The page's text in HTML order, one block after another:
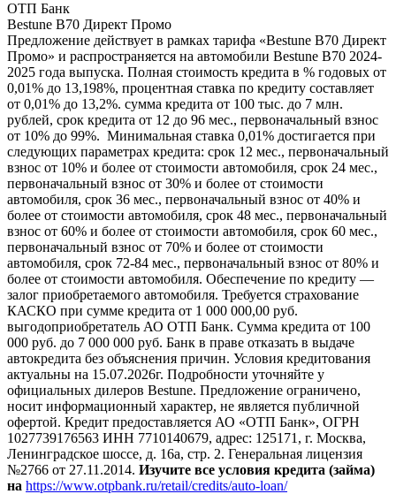
ОТП Банк
Bestune B70 Директ Промо
Предложение действует в рамках тарифа «Bestune B70 Директ
Промо» и распространяется на автомобили Bestune B70 2024-
2025 года выпуска. Полная стоимость кредита в % годовых от
0,01% до 13,198%, процентная ставка по кредиту составляет
от 0,01% до 13,2%. сумма кредита от 100 тыс. до 7 млн.
рублей, срок кредита от 12 до 96 мес., первоначальный взнос
от 10% до 99%. Минимальная ставка 0,01% достигается при
следующих параметрах кредита: срок 12 мес., первоначальный
взнос от 10% и более от стоимости автомобиля, срок 24 мес.,
первоначальный взнос от 30% и более от стоимости
автомобиля, срок 36 мес., первоначальный взнос от 40% и
более от стоимости автомобиля, срок 48 мес., первоначальный
взнос от 60% и более от стоимости автомобиля, срок 60 мес.,
первоначальный взнос от 70% и более от стоимости
автомобиля, срок 72-84 мес., первоначальный взнос от 80% и
более от стоимости автомобиля. Обеспечение по кредиту —
залог приобретаемого автомобиля. Требуется страхование
КАСКО при сумме кредита от 1 000 000,00 руб.
выгодоприобретатель АО ОТП Банк. Сумма кредита от 100
000 руб. до 7 000 000 руб. Банк в праве отказать в выдаче
автокредита без объяснения причин. Условия кредитования
актуальны на 15.07.2026г. Подробности уточняйте у
официальных дилеров Bestune. Предложение ограничено,
носит информационный характер, не является публичной
офертой. Кредит предоставляется АО «ОТП Банк», ОГРН
1027739176563 ИНН 7710140679, адрес: 125171, г. Москва,
Ленинградское шоссе, д. 16а, стр. 2. Генеральная лицензия
№2766 от 27.11.2014. Изучите все условия кредита (займа)
на https://www.otpbank.ru/retail/credits/auto-loan/